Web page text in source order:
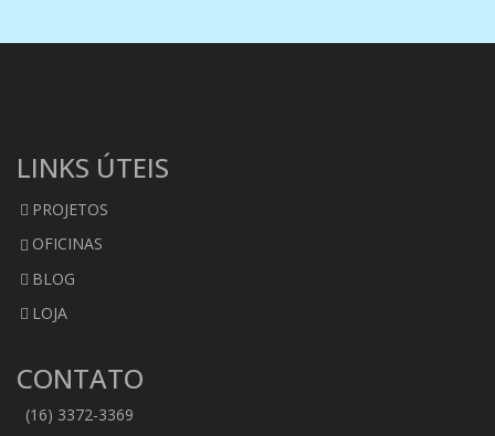
LINKS ÚTEIS
PROJETOS
OFICINAS
BLOG
LOJA
CONTATO
(16) 3372-3369